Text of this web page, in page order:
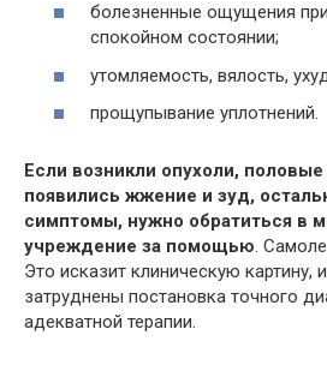
болезненные ощущения
спокойном состоянии;
утомляемость, вялость,
прощупывание уплотнений.
Если возникли опухоли, половые
появились жжение и зуд,
симптомы, нужно обратиться в
учреждение за помощью.
Это исказит клиническую картину,
затруднены постановка точного
адекватной терапии.